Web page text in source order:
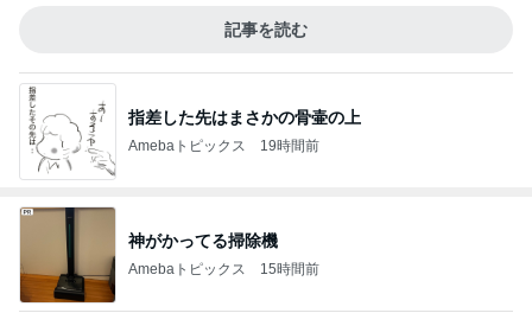
記事を読む
指差した先はまさかの骨壷の上
Amebaトピックス 19時間前
神がかってる掃除機
Amebaトピックス 15時間前